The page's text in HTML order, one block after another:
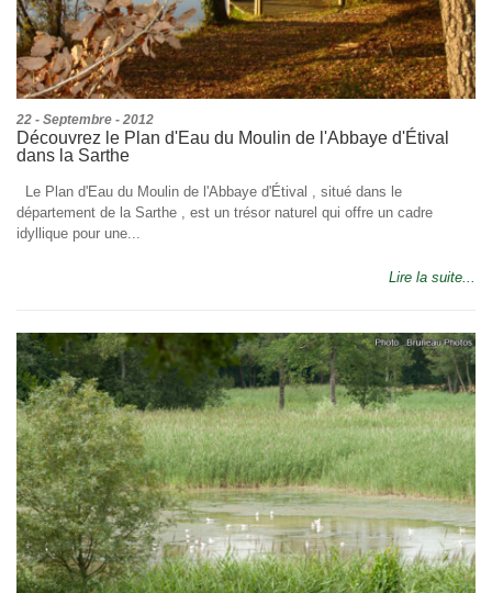
22 - Septembre - 2012
Découvrez le Plan d'Eau du Moulin de l'Abbaye d'Étival
dans la Sarthe
Le Plan d'Eau du Moulin de l'Abbaye d'Étival , situé dans le
département de la Sarthe , est un trésor naturel qui offre un cadre
idyllique pour une...
Lire la suite...